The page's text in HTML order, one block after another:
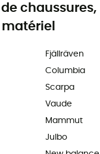
chaussures,
Fjällräven
Columbia
Scarpa
Vaude
Mammut
Julbo